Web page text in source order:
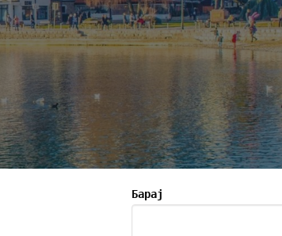
Барај